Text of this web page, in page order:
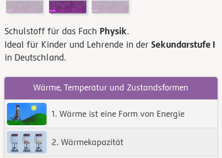
Schulstoff für das Fach Physik.
Ideal für Kinder und Lehrende in der Sekundarstufe I
in Deutschland.
Wärme, Temperatur und Zustandsformen
1. Wärme ist eine Form von Energie
2. Wärmekapazität